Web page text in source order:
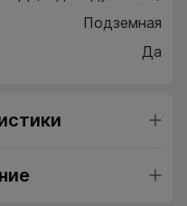
Подземная
Да